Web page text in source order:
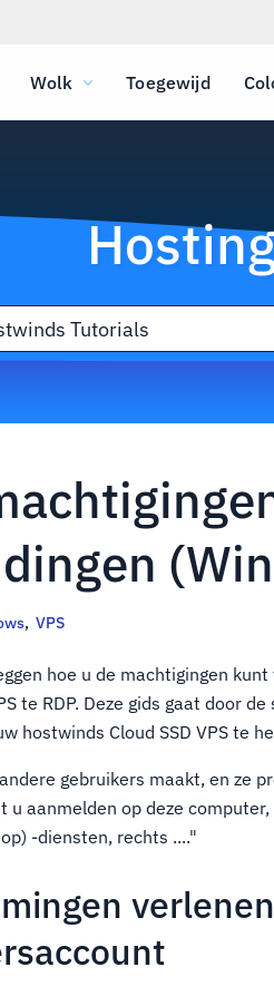
Wolk Toegewijd
, VPS
hoe u de machtigingen
te RDP. Deze gids gaat door
hostwinds Cloud SSD VPS te
gebruikers maakt, en ze
u aanmelden op deze
-diensten, rechts ...."